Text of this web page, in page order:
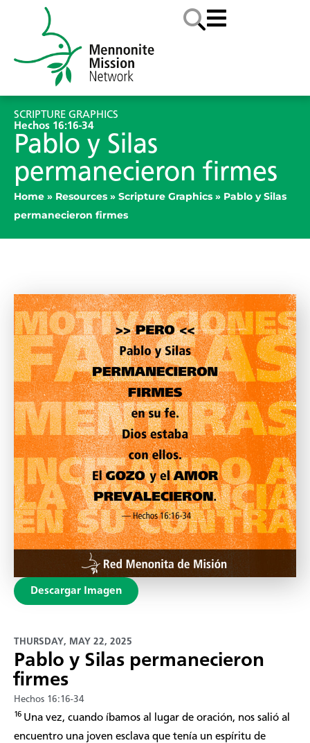
SCRIPTURE GRAPHICS
Hechos 16:16-34
Pablo y Silas
permanecieron firmes
Home » Resources » Scripture Graphics » Pablo y Silas
permanecieron firmes
Descargar Imagen
THURSDAY, MAY 22, 2025
Pablo y Silas permanecieron
firmes
Hechos 16:16-34
16 Una vez, cuando íbamos al lugar de oración, nos salió al
encuentro una joven esclava que tenía un espíritu de